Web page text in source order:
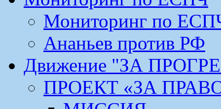
Мониторинг по
Ананьев против РФ
Движение "ЗА
ПРОЕКТ «ЗА